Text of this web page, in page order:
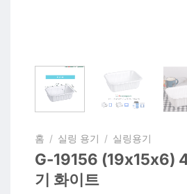
홈 / 실링 용기 / 실링용기
G-19156 (19x15x6)
기 화이트